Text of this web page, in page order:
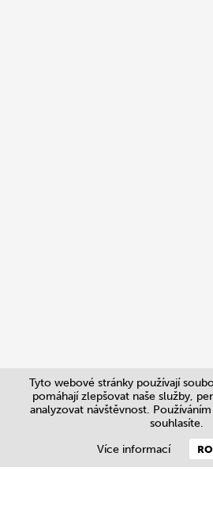
Tyto webové stránky používají
pomáhají zlepšovat naše služby,
analyzovat návštěvnost.
souhlasíte.
Více informací